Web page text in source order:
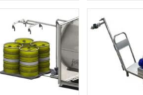
del producto. Con el compromiso de
su socio para lograr la excelencia en el